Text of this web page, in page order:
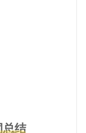
结